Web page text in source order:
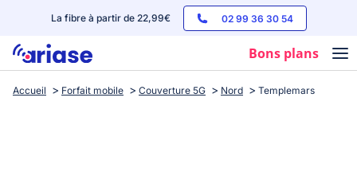
La fibre à partir de 22,99€ 02 99 36 30 54
Bons plans
Box internet
Accueil Forfait mobile Couverture 5G Nord Templemars